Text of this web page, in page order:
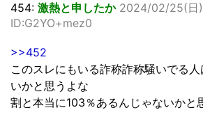
454: 激熱と申したか 2024/02/25(日
ID:G2YO+mez0
>>452
このスレにもいる詐称詐称騒いでる
いかと思うよな
割と本当に103％あるんじゃないかと